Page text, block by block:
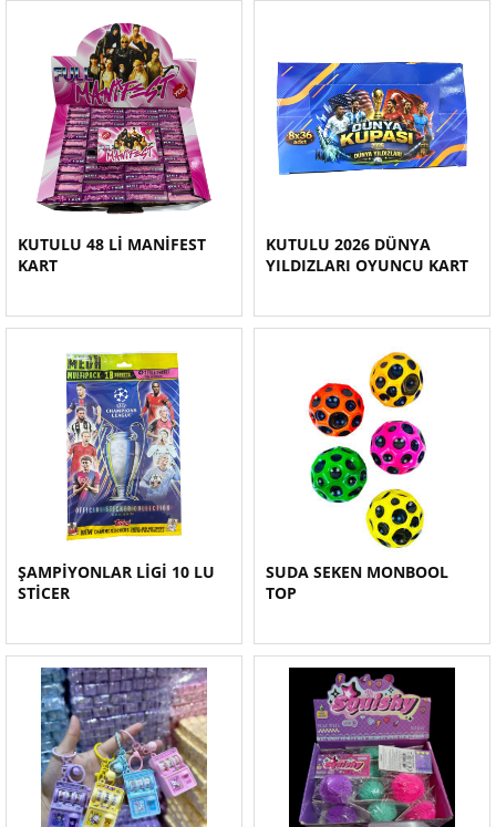
KUTULU 48 Lİ MANİFEST
KART
KUTULU 2026 DÜNYA
YILDIZLARI OYUNCU KART
ŞAMPİYONLAR LİGİ 10 LU
STİCER
SUDA SEKEN MONBOOL
TOP